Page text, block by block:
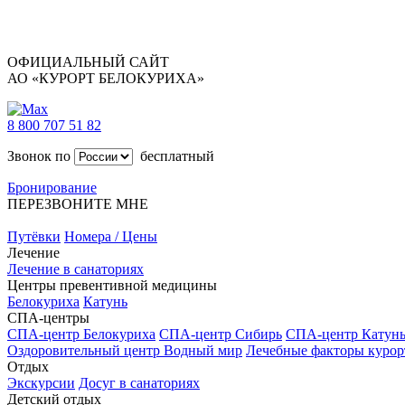
ОФИЦИАЛЬНЫЙ САЙТ
АО «КУРОРТ БЕЛОКУРИХА»
8 800 707 51 82
Звонок по
бесплатный
Бронирование
ПЕРЕЗВОНИТЕ МНЕ
Путёвки Номера / Цены
Лечение
Лечение в санаториях
Центры превентивной медицины
Белокуриха Катунь
СПА-центры
СПА-центр Белокуриха СПА-центр Сибирь СПА-центр Катунь
Оздоровительный центр Водный мир Лечебные факторы
Отдых
Экскурсии Досуг в санаториях
Детский отдых